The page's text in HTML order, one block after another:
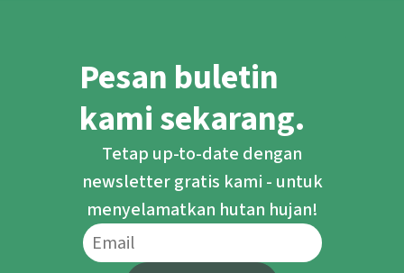
Pesan buletin
kami sekarang.
Tetap up-to-date dengan
newsletter gratis kami - untuk
menyelamatkan hutan hujan!